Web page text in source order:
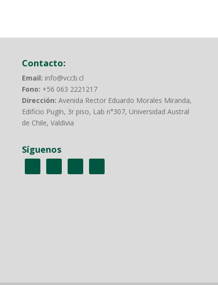
Contacto:
Email: info@vccb.cl
Fono: +56 063 2221217
Dirección: Avenida Rector Eduardo Morales Miranda,
Edificio Pugín, 3r piso, Lab n°307, Universidad Austral
de Chile, Valdivia
Síguenos